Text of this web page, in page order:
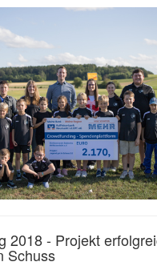
2018 - Projekt
Schuss